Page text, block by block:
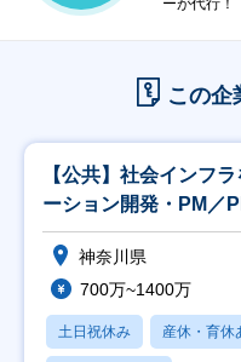
ーが代行！
この企
【公共】社会インフ
ーション開発・PM／
神奈川県
700万~1400万
土日祝休み 産休・育休